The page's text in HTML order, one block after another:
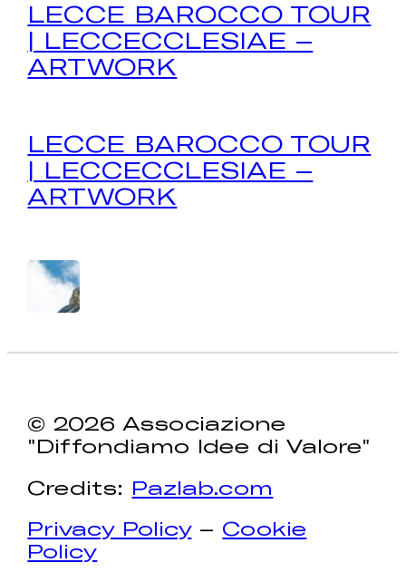
LECCE BAROCCO TOUR
| LECCECCLESIAE –
ARTWORK
LECCE BAROCCO TOUR
| LECCECCLESIAE –
ARTWORK
© 2026 Associazione
"Diffondiamo Idee di Valore"
Credits: Pazlab.com
Privacy Policy– Cookie
Policy